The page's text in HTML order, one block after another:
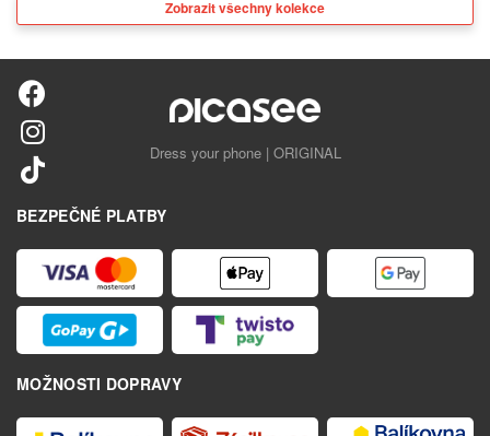
Zobrazit všechny kolekce
Dress your phone | ORIGINAL
BEZPEČNÉ PLATBY
MOŽNOSTI DOPRAVY